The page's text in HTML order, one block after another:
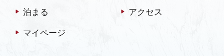
泊まる アクセス
マイページ